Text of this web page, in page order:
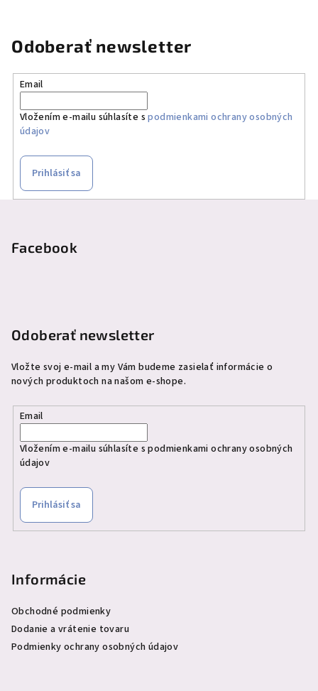
á
d
a
e
y
Odoberať newsletter
Email
Vložením e-mailu súhlasíte spodmienkami ochrany osobných
údajov
Prihlásiť sa
Facebook
Odoberať newsletter
Vložte svoj e-mail a my Vám budeme zasielať informácie o
nových produktoch na našom e-shope.
Email
Vložením e-mailu súhlasíte spodmienkami ochrany osobných
údajov
Prihlásiť sa
Informácie
Obchodné podmienky
Dodanie a vrátenie tovaru
Podmienky ochrany osobných údajov